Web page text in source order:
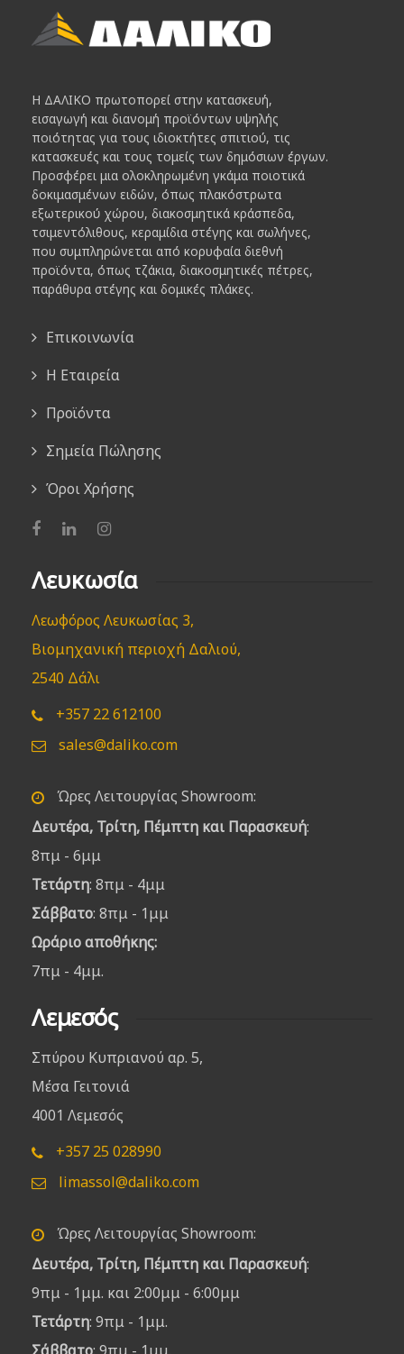
Η ΔΑΛΙΚΟ πρωτοπορεί στην κατασκευή,
εισαγωγή και διανομή προϊόντων υψηλής
ποιότητας για τους ιδιοκτήτες σπιτιού, τις
κατασκευές και τους τομείς των δημόσιων έργων.
Προσφέρει μια ολοκληρωμένη γκάμα ποιοτικά
δοκιμασμένων ειδών, όπως πλακόστρωτα
εξωτερικού χώρου, διακοσμητικά κράσπεδα,
τσιμεντόλιθους, κεραμίδια στέγης και σωλήνες,
που συμπληρώνεται από κορυφαία διεθνή
προϊόντα, όπως τζάκια, διακοσμητικές πέτρες,
παράθυρα στέγης και δομικές πλάκες.
Επικοινωνία
Η Εταιρεία
Προϊόντα
Σημεία Πώλησης
Όροι Χρήσης
Λευκωσία
Λεωφόρος Λευκωσίας 3,
Βιομηχανική περιοχή Δαλιού,
2540 Δάλι
+357 22 612100
sales@daliko.com
Ώρες Λειτουργίας Showroom:
Δευτέρα, Τρίτη, Πέμπτη και Παρασκευή:
8πμ - 6μμ
Τετάρτη: 8πμ - 4μμ
Σάββατο: 8πμ - 1μμ
Ωράριο αποθήκης:
7πμ - 4μμ.
Λεμεσός
Σπύρου Κυπριανού αρ. 5,
Μέσα Γειτονιά
4001 Λεμεσός
+357 25 028990
limassol@daliko.com
Ώρες Λειτουργίας Showroom:
Δευτέρα, Τρίτη, Πέμπτη και Παρασκευή:
9πμ - 1μμ. και 2:00μμ - 6:00μμ
Τετάρτη: 9πμ - 1μμ.